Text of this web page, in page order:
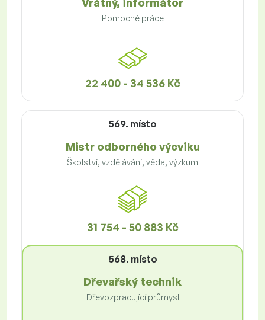
Pomocné práce
22 400 - 34 536 Kč
569. místo
Mistr odborného výcviku
Školství, vzdělávání, věda, výzkum
31 754 - 50 883 Kč
568. místo
Dřevařský technik
Dřevozpracující průmysl